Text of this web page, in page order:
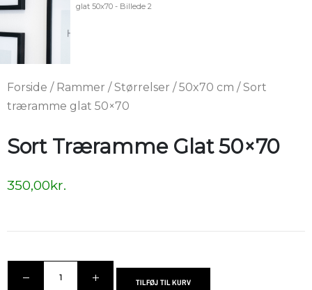
Forside / Rammer /Størrelser /50x70 cm / Sort
træramme glat 50×70
Sort Træramme Glat 50×70
350,00kr.
TILFØJ TIL KURV